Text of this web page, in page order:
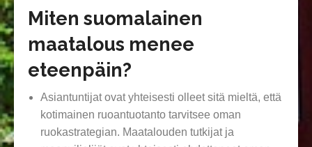
Miten suomalainen
maatalous menee
eteenpäin?
Asiantuntijat ovat yhteisesti olleet sitä mieltä, että
kotimainen ruoantuotanto tarvitsee oman
ruokastrategian. Maatalouden tutkijat ja